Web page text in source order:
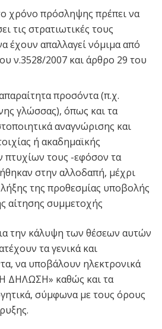
χρόνο πρόσληψης πρέπει να
τις στρατιωτικές τους
έχουν απαλλαγεί νόμιμα από
ν.3528/2007 και άρθρο 29 του
προσόντα (π.χ.
γλώσσας), όπως και τα
αναγνώρισης και
ή ακαδημαϊκής
πτυχίων τους -εφόσον τα
στην αλλοδαπή, μέχρι
της προθεσμίας υποβολής
αίτησης συμμετοχής
την κάλυψη των θέσεων αυτών
τα γενικά και
να υποβάλουν ηλεκτρονικά
ΔΗΛΩΣΗ» καθώς και τα
σύμφωνα με τους όρους